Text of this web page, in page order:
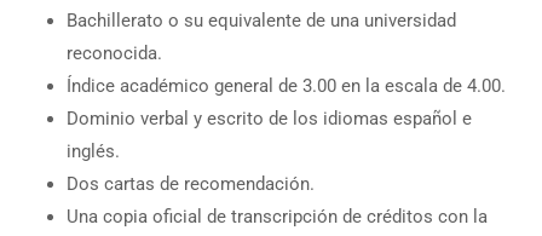
Bachillerato o su equivalente de una universidad
reconocida.
Índice académico general de 3.00 en la escala de 4.00.
Dominio verbal y escrito de los idiomas español e
inglés.
Dos cartas de recomendación.
Una copia oficial de transcripción de créditos con la